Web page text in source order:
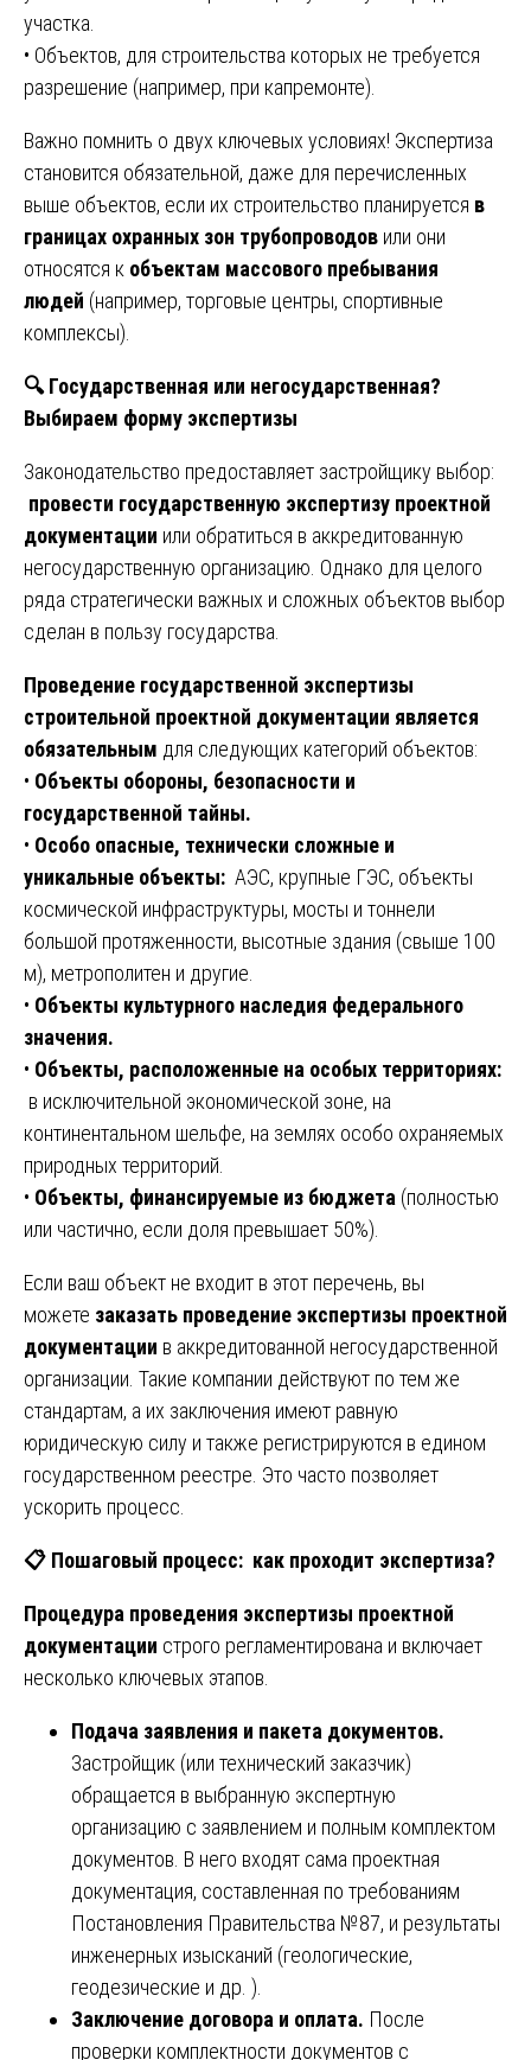
участка.
• Объектов, для строительства которых не требуется
разрешение (например, при капремонте).
Важно помнить о двух ключевых условиях! Экспертиза
становится обязательной, даже для перечисленных
выше объектов, если их строительство планируется в
границах охранных зон трубопроводов или они
относятся к объектам массового пребывания
людей (например, торговые центры, спортивные
комплексы).
🔍Государственная или негосударственная?
Выбираем форму экспертизы
Законодательство предоставляет застройщику выбор:
провести государственную экспертизу проектной
документации или обратиться в аккредитованную
негосударственную организацию. Однако для целого
ряда стратегически важных и сложных объектов выбор
сделан в пользу государства.
Проведение государственной экспертизы
строительной проектной документации является
обязательным для следующих категорий объектов:
• Объекты обороны, безопасности и
государственной тайны.
• Особо опасные, технически сложные и
уникальные объекты: АЭС, крупные ГЭС, объекты
космической инфраструктуры, мосты и тоннели
большой протяженности, высотные здания (свыше 100
м), метрополитен и другие.
• Объекты культурного наследия федерального
значения.
• Объекты, расположенные на особых территориях:
в исключительной экономической зоне, на
континентальном шельфе, на землях особо охраняемых
природных территорий.
• Объекты, финансируемые из бюджета (полностью
или частично, если доля превышает 50%).
Если ваш объект не входит в этот перечень, вы
можете заказать проведение экспертизы проектной
документации в аккредитованной негосударственной
организации. Такие компании действуют по тем же
стандартам, а их заключения имеют равную
юридическую силу и также регистрируются в едином
государственном реестре. Это часто позволяет
ускорить процесс.
📋 Пошаговый процесс: как проходит экспертиза?
Процедура проведения экспертизы проектной
документации строго регламентирована и включает
несколько ключевых этапов.
Подача заявления и пакета документов.
Застройщик (или технический заказчик)
обращается в выбранную экспертную
организацию с заявлением и полным комплектом
документов. В него входят сама проектная
документация, составленная по требованиям
Постановления Правительства №87, и результаты
инженерных изысканий (геологические,
геодезические и др. ).
Заключение договора и оплата. После
проверки комплектности документов с